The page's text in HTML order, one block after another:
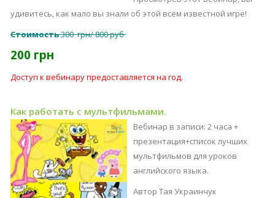
удивитесь, как мало вы знали об этой всем известной игре!
Стоимость300 грн/ 800 руб
200 грн
Доступ к вебинару предоставляется на год.
Как работать с мультфильмами.
Вебинар в записи: 2 часа +
презентация+список лучших
мультфильмов для уроков
английского языка.
Автор Тая Украинчук